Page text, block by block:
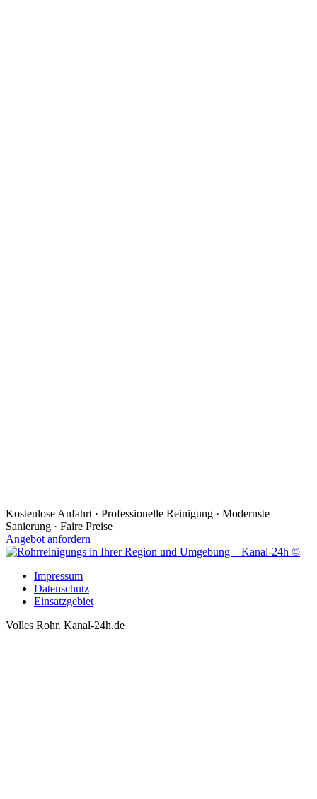
Kostenlose Anfahrt · Professionelle Reinigung · Modernste
Sanierung · Faire Preise
Angebot anfordern
Impressum
Datenschutz
Einsatzgebiet
Volles Rohr. Kanal-24h.de